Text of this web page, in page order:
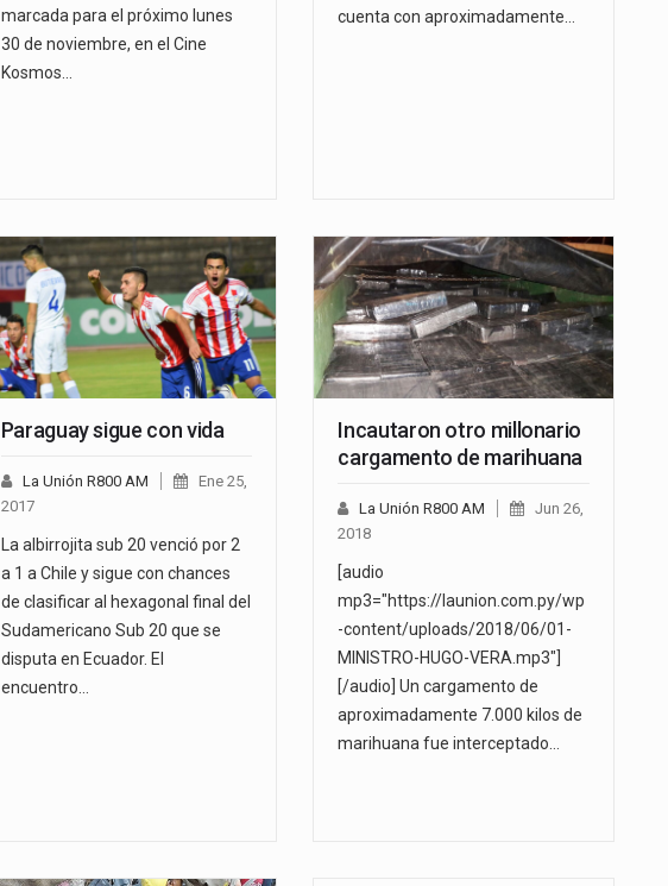
marcada para el próximo lunes
30 de noviembre, en el Cine
Kosmos…
cuenta con aproximadamente…
Paraguay sigue con vida
La Unión R800 AM
Ene 25,
2017
La albirrojita sub 20 venció por 2
a 1 a Chile y sigue con chances
de clasificar al hexagonal final del
Sudamericano Sub 20 que se
disputa en Ecuador. El
encuentro…
Incautaron otro millonario
cargamento de marihuana
La Unión R800 AM
Jun 26,
2018
[audio
mp3="https://launion.com.py/wp
-content/uploads/2018/06/01-
MINISTRO-HUGO-VERA.mp3"]
[/audio] Un cargamento de
aproximadamente 7.000 kilos de
marihuana fue interceptado…